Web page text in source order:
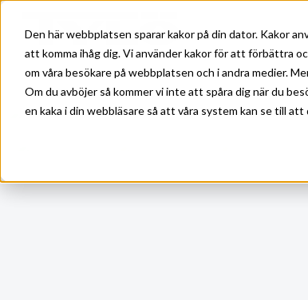
Den här webbplatsen sparar kakor på din dator. Kakor
att komma ihåg dig. Vi använder kakor för att förbättra
om våra besökare på webbplatsen och i andra medier.
Om du avböjer så kommer vi inte att spåra dig när du
en kaka i din webbläsare så att våra system kan se till att
Skip to main content